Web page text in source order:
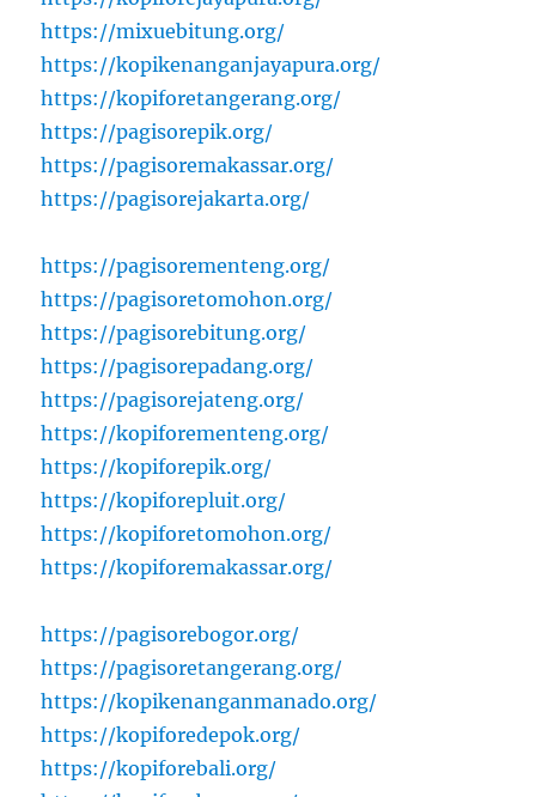
https://mixuebitung.org/
https://kopikenanganjayapura.org/
https://kopiforetangerang.org/
https://pagisorepik.org/
https://pagisoremakassar.org/
https://pagisorejakarta.org/
https://pagisorementeng.org/
https://pagisoretomohon.org/
https://pagisorebitung.org/
https://pagisorepadang.org/
https://pagisorejateng.org/
https://kopiforementeng.org/
https://kopiforepik.org/
https://kopiforepluit.org/
https://kopiforetomohon.org/
https://kopiforemakassar.org/
https://pagisorebogor.org/
https://pagisoretangerang.org/
https://kopikenanganmanado.org/
https://kopiforedepok.org/
https://kopiforebali.org/